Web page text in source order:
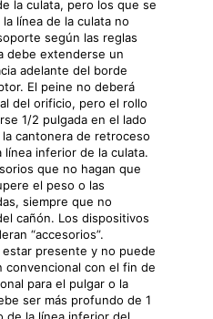
la culata, pero los que se
línea de la culata no
según las reglas
debe extenderse un
adelante del borde
El peine no deberá
del orificio, pero el rollo
1/2 pulgada en el lado
cantonera de retroceso
inferior de la culata.
que no hagan que
el peso o las
siempre que no
cañón. Los dispositivos
“accesorios”.
presente y no puede
convencional con el fin de
para el pulgar o la
ser más profundo de 1